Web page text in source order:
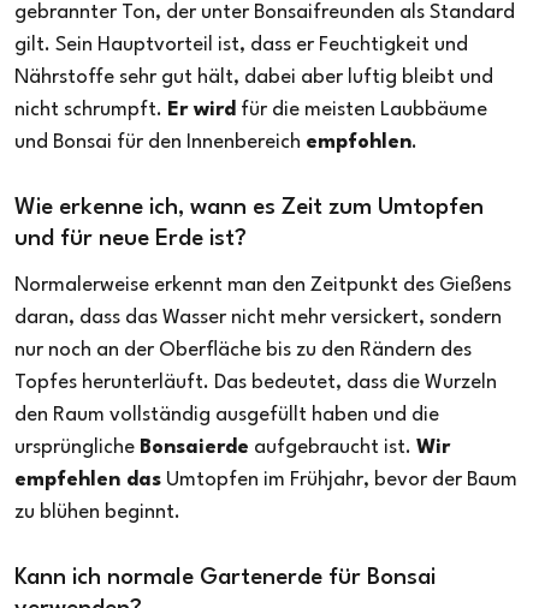
gebrannter Ton, der unter Bonsaifreunden als Standard
gilt. Sein Hauptvorteil ist, dass er Feuchtigkeit und
Nährstoffe sehr gut hält, dabei aber luftig bleibt und
nicht schrumpft. Er wird für die meisten Laubbäume
und Bonsai für den Innenbereich empfohlen.
Wie erkenne ich, wann es Zeit zum Umtopfen
und für neue Erde ist?
Normalerweise erkennt man den Zeitpunkt des Gießens
daran, dass das Wasser nicht mehr versickert, sondern
nur noch an der Oberfläche bis zu den Rändern des
Topfes herunterläuft. Das bedeutet, dass die Wurzeln
den Raum vollständig ausgefüllt haben und die
ursprüngliche Bonsaierde aufgebraucht ist. Wir
empfehlen das Umtopfen im Frühjahr, bevor der Baum
zu blühen beginnt.
Kann ich normale Gartenerde für Bonsai